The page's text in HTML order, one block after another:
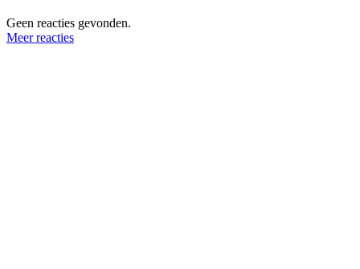
Geen reacties gevonden.
Meer reacties